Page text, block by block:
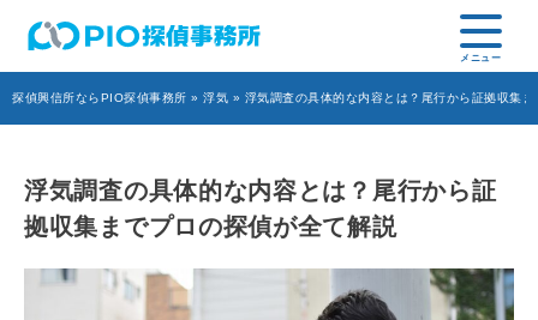
探偵興信所ならPIO探偵事務所 » 浮気 » 浮気調査の具体的な内容とは？尾行から証拠収集
浮気調査の具体的な内容とは？尾行から証
拠収集までプロの探偵が全て解説